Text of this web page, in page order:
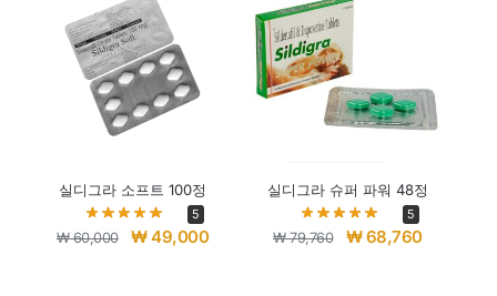
실디그라 소프트 100정
5
₩60,000 ₩49,000
실디그라 슈퍼 파워 48정
5
₩79,760 ₩68,760